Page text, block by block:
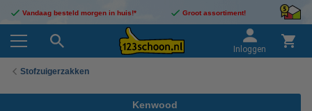
Vandaag besteld morgen in huis!* Groot assortiment!
Inloggen
Stofzuigerzakken
Kenwood